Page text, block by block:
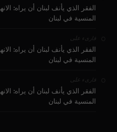
الفقر الذي يأنف لبنان أن يراه:
المنسية في لبنان
قارىء على
الفقر الذي يأنف لبنان أن يراه:
المنسية في لبنان
قارىء على
الفقر الذي يأنف لبنان أن يراه:
المنسية في لبنان